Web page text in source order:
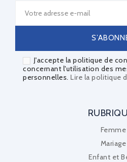
J'accepte la politique de
concernant l'utilisation des
personnelles. Lire la politique
Femme
Mariage
Enfant et